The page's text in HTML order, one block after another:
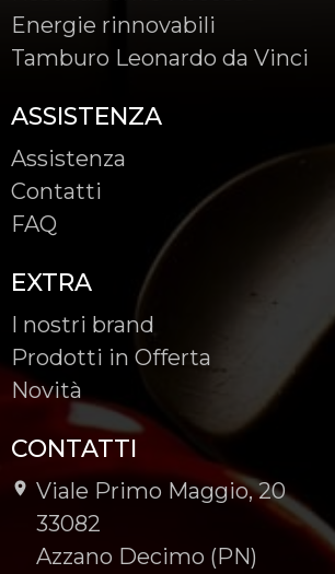
Energie rinnovabili
Tamburo Leonardo da Vinci
ASSISTENZA
Assistenza
Contatti
FAQ
EXTRA
I nostri brand
Prodotti in Offerta
Novità
CONTATTI
Viale Primo Maggio, 20
-
33082
-
Azzano Decimo (PN)